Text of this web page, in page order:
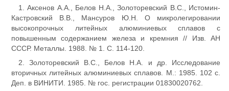
1. Аксенов А.А., Белов Н.А., Золоторевский В.С., Истомин-
Кастровский В.В., Мансуров Ю.Н. О микролегировании
высокопрочных литейных алюминиевых сплавов с
повышенным содержанием железа и кремния // Изв. АН
СССР. Металлы. 1988. № 1. С. 114-120.
2. Золоторевский В.С., Белов Н.А. и др. Исследование
вторичных литейных алюминиевых сплавов. М.: 1985. 102 с.
Деп. в ВИНИТИ. 1985. № гос. регистрации 01830020762.